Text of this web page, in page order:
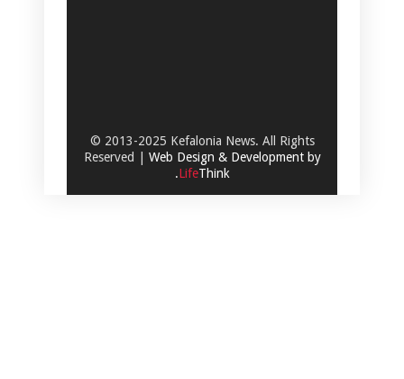
© 2013-2025 Kefalonia News. All Rights
Reserved | Web Design & Development by
.LifeThink